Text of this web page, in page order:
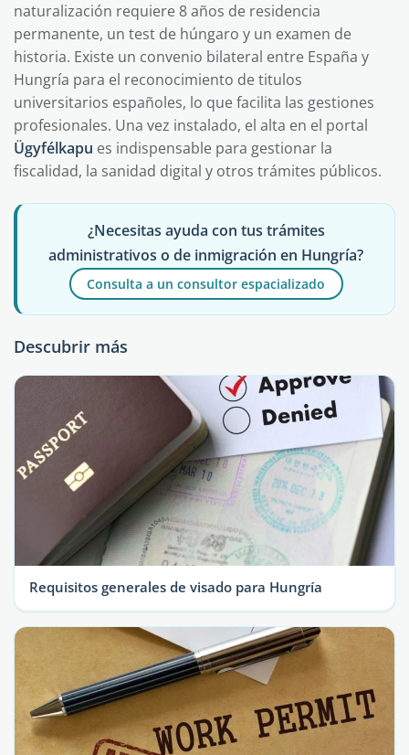
naturalización requiere 8 años de residencia
permanente, un test de húngaro y un examen de
historia. Existe un convenio bilateral entre España y
Hungría para el reconocimiento de titulos
universitarios españoles, lo que facilita las gestiones
profesionales. Una vez instalado, el alta en el portal
Ügyfélkapu es indispensable para gestionar la
fiscalidad, la sanidad digital y otros trámites públicos.
¿Necesitas ayuda con tus trámites
administrativos o de inmigración en Hungría?
Consulta a un consultor espacializado
Descubrir más
Requisitos generales de visado para Hungría